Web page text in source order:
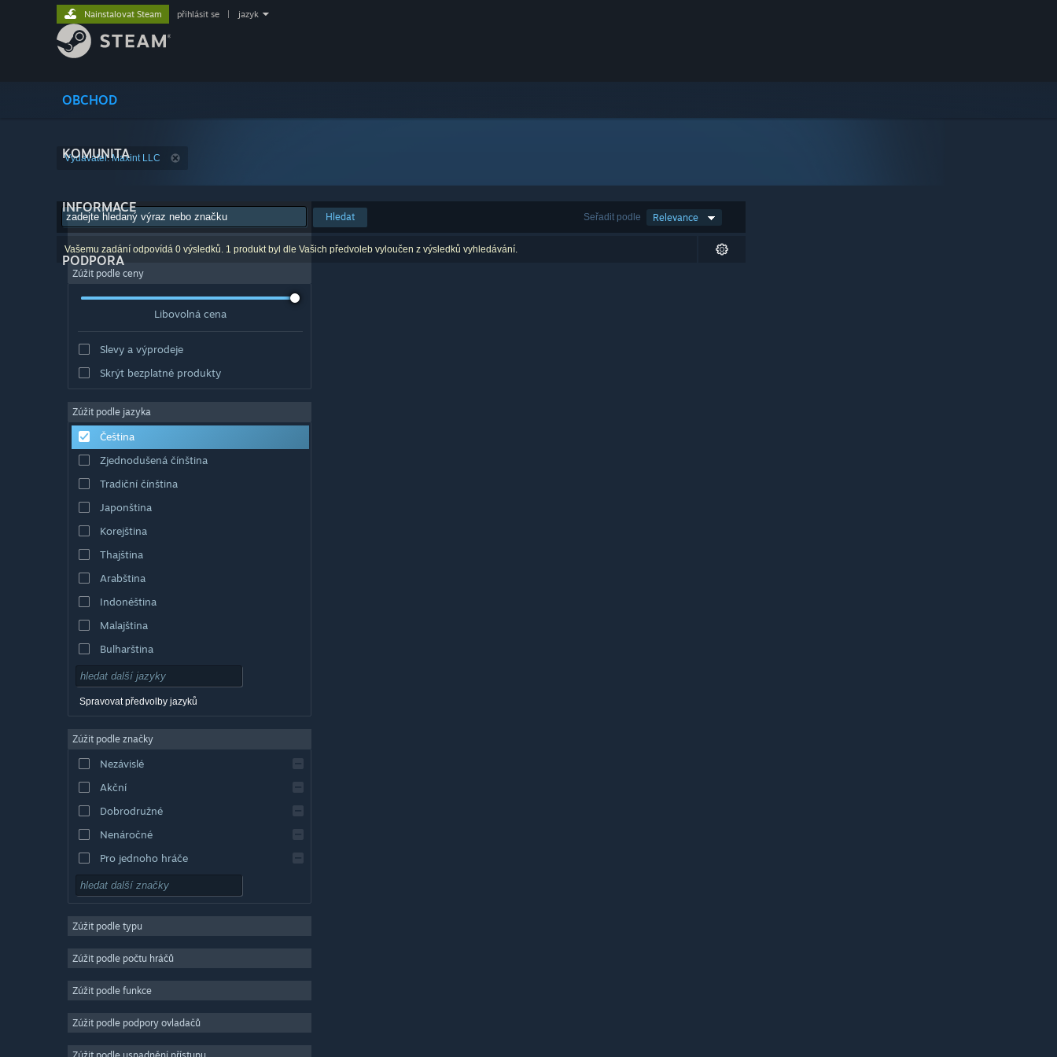
OBCHOD
KOMUNITA
INFORMACE
PODPORA
Nainstalovat Steam přihlásit se jazyk
Vydavatel: Maxint LLC
Seřadit podle Relevance
Hledat
Vašemu zadání odpovídá 0 výsledků. 1 produkt byl dle Vašich předvoleb vyloučen z výsledků vyhledávání.
Zúžit podle ceny
Libovolná cena
Slevy a výprodeje
Skrýt bezplatné produkty
Zúžit podle jazyka
Čeština
Zjednodušená čínština
Tradiční čínština
Japonština
Korejština
Thajština
Arabština
Indonéština
Malajština
Bulharština
Dánština
Němčina
Evropská španělština
Latin. španělština
Řečtina
Spravovat předvolby jazyků
Zúžit podle značky
Nezávislé
Akční
Dobrodružné
Nenáročné
Pro jednoho hráče
Simulátory
Strategické
2D
Free to play
Zúžit podle typu
Zúžit podle počtu hráčů
Zúžit podle funkce
Zúžit podle podpory ovladačů